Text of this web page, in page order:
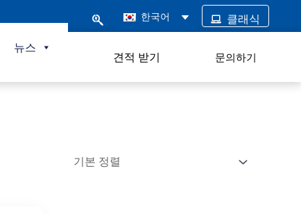
한국어 클래식
뉴스
견적 받기 문의하기